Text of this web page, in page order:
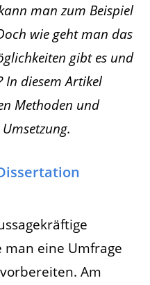
man zum Beispiel
wie geht man das
gibt es und
In diesem Artikel
Methoden und
man eine Umfrage
Am